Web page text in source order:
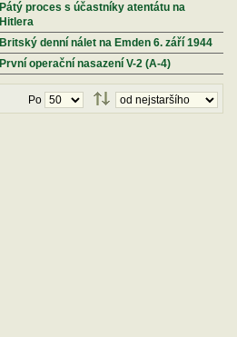
Pátý proces s účastníky atentátu na
Hitlera
Britský denní nálet na Emden 6. září 1944
První operační nasazení V-2 (A-4)
Po